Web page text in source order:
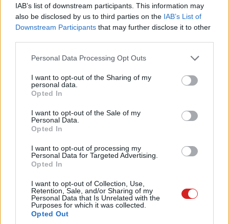
IAB’s list of downstream participants. This information may
also be disclosed by us to third parties on the IAB’s List of
Downstream Participants that may further disclose it to other
Please note that this website/app uses one or more Google
not limited to your visit or usage behaviour. You may click to
grant or deny consent to Google and its third-party tags to
use your data for below specified purposes in below Google
consent section.
Personal Data Processing Opt Outs
I want to opt-out of the Sharing of my
personal data.
Opted In
I want to opt-out of the Sale of my
Personal Data.
Opted In
I want to opt-out of processing my
Personal Data for Targeted Advertising.
Opted In
I want to opt-out of Collection, Use,
Retention, Sale, and/or Sharing of my
Personal Data that Is Unrelated with the
Purposes for which it was collected.
Opted Out
Akkor fizess az adataiddal!
Erdős Márton|2023 augusztus 13. 20:31
Igencsak megosztó téma, hogy mikor
minden eszközzel irtani. Te miért vagy
hajlandó az adataiddal fizetni?
Az információ pénz és hatalom: ezt mára (remélhetőleg)
a felhasználók jelentős többsége megtanulta. Merthogy
semmi sincsen ingyen az interneten sem, hiába
olvashatod el a híreket, nézhetsz videókat, hallgathatsz